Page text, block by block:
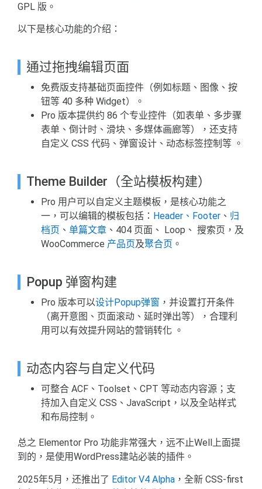
GPL 版。
以下是核心功能的介绍：
通过拖拽编辑页面
免费版支持基础页面控件（例如标题、图像、按
钮等 40 多种 Widget）。
Pro 版本提供约 86 个专业控件（如表单、多步骤
表单、倒计时、滑块、多媒体画廊等），还支持
自定义 CSS 代码、弹窗设计、动态标签控制等 。
Theme Builder（全站模板构建）
Pro 用户可以自定义主题模板，是核心功能之
一，可以编辑的模板包括： Header、Footer 、 归
档页 、 单篇文章 、404 页面、 Loop、 搜索页，及
WooCommerce 产品页及聚合页 。
Popup 弹窗构建
Pro 版本可以设计Popup弹窗 ，并设置打开条件
（离开意图、页面滚动、延时弹出等），合理利
用可以有效提升网站的营销转化 。
动态内容与自定义代码
可整合 ACF、Toolset、CPT 等动态内容源；支
持加入自定义 CSS、JavaScript，以及全站样式
和布局控制。
总之 Elementor Pro 功能非常强大，远不止Well上面提
到的，是使用WordPress建站必装的插件。
2025年5月，还推出了 Editor V4 Alpha ，全新 CSS-first